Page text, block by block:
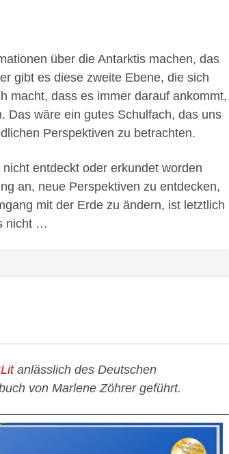
über die Antarktis machen, das
gibt es diese zweite Ebene, die sich
macht, dass es immer darauf ankommt,
Das wäre ein gutes Schulfach, das uns
Perspektiven zu betrachten.
entdeckt oder erkundet worden
an, neue Perspektiven zu entdecken,
mit der Erde zu ändern, ist letztlich
nicht …
anlässlich des Deutschen
von Marlene Zöhrer geführt.